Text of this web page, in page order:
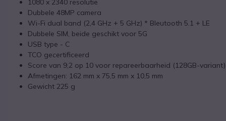
Dubbele 48MP camera
Wi-Fi dual band (2,4 GHz + 5 GHz) * Bleutooth 5.1 + LE
Dubbele SIM, beide geschikt voor 5G
USB type - C
TCO gecertificeerd
Score van 9,2 op 10 voor repareerbaarheid (128GB-variant)
Afmetingen: 162 mm x 75,5 mm x 10,5 mm
Gewicht 225 g